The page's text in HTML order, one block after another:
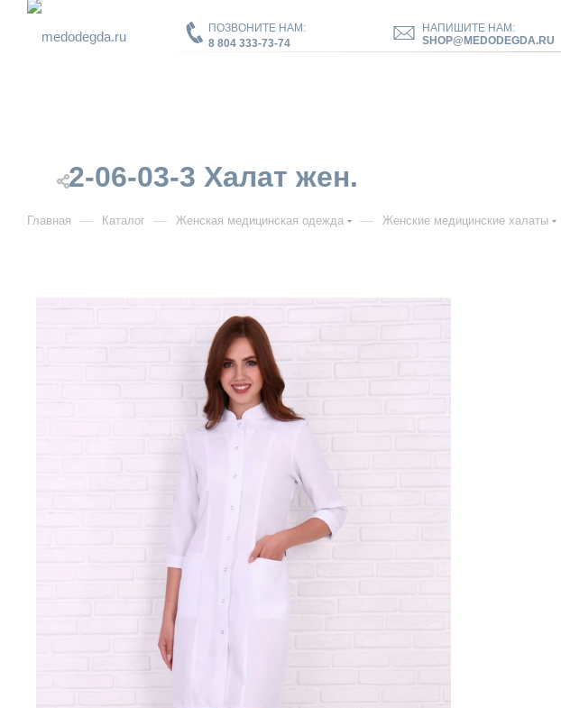
ПОЗВОНИТЕ НАМ:
8 804 333-73-74
НАПИШИТЕ НАМ:
SHOP@MEDODEGDA.RU
2-06-03-3 Халат жен.
Главная — Каталог — Женская медицинская одежда — Женские медицинские халаты